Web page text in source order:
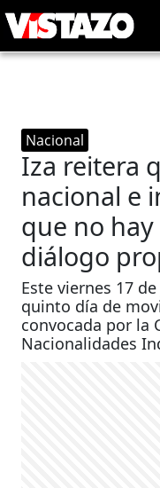
Nacional
Iza reitera
nacional e
que no
diálogo
Este viernes 17
quinto día de
convocada por la
Nacionalidades